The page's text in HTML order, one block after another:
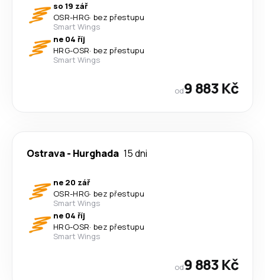
so 19 zář
OSR-HRG· bez přestupu
Smart Wings
ne 04 říj
HRG-OSR· bez přestupu
Smart Wings
od9 883 Kč
Ostrava- Hurghada 15 dni
ne 20 zář
OSR-HRG· bez přestupu
Smart Wings
ne 04 říj
HRG-OSR· bez přestupu
Smart Wings
od9 883 Kč